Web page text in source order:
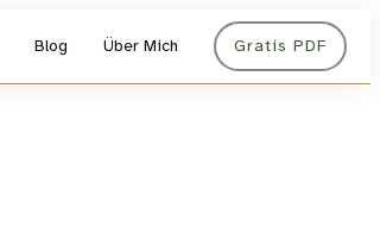
Blog Über Mich Gratis PDF